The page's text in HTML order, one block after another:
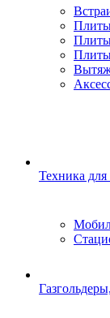
Плиты
Техника